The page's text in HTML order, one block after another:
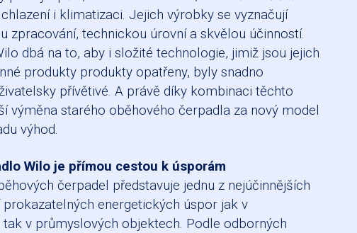
i klimatizaci. Jejich výrobky se vyznačují
zpracování, technickou úrovní a skvělou účinností.
dbá na to, aby i složité technologie, jimiž jsou jejich
produkty produkty opatřeny, byly snadno
přívětivé. A právě díky kombinaci těchto
výměna starého oběhového čerpadla za nový model
výhod.
Wilo je přímou cestou k úsporám
čerpadel představuje jednu z nejúčinnějších
energetických úspor jak v
v průmyslových objektech. Podle odborných